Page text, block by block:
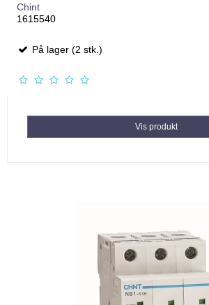
Chint
1615540
På lager (2 stk.)
Vis produkt